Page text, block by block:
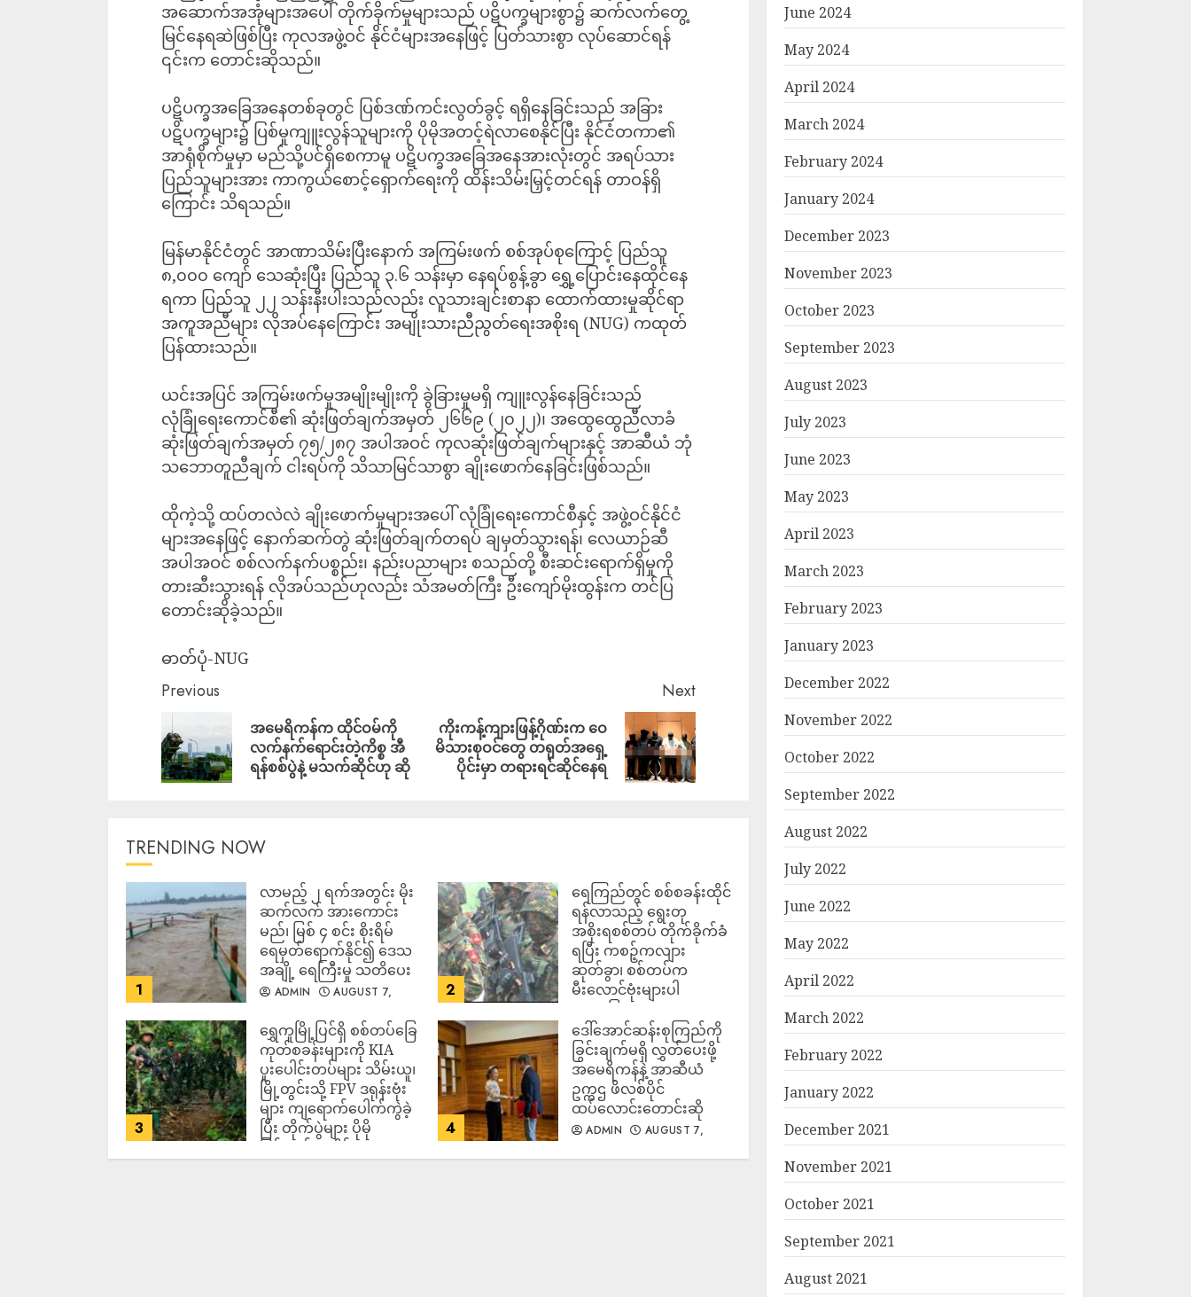
အဆောက်အအုံများအပေါ် တိုက်ခိုက်မှုများသည် ပဋိပက္ခများစွာ၌ ဆက်လက်တွေ့
မြင်နေရဆဲဖြစ်ပြီး ကုလအဖွဲ့ဝင် နိုင်ငံများအနေဖြင့် ပြတ်သားစွာ လုပ်ဆောင်ရန်
၎င်းက တောင်းဆိုသည်။
ပဋိပက္ခအခြေအနေတစ်ခုတွင် ပြစ်ဒဏ်ကင်းလွတ်ခွင့် ရရှိနေခြင်းသည် အခြား
ပဋိပက္ခများ၌ ပြစ်မှုကျူးလွန်သူများကို ပိုမိုအတင့်ရဲလာစေနိုင်ပြီး နိုင်ငံတကာ၏
အာရုံစိုက်မှုမှာ မည်သို့ပင်ရှိစေကာမူ ပဋိပက္ခအခြေအနေအားလုံးတွင် အရပ်သား
ပြည်သူများအား ကာကွယ်စောင့်ရှောက်ရေးကို ထိန်းသိမ်းမြှင့်တင်ရန် တာဝန်ရှိ
ကြောင်း သိရသည်။
မြန်မာနိုင်ငံတွင် အာဏာသိမ်းပြီးနောက် အကြမ်းဖက် စစ်အုပ်စုကြောင့် ပြည်သူ
၈,၀၀၀ ကျော် သေဆုံးပြီး ပြည်သူ ၃.၆ သန်းမှာ နေရပ်စွန့်ခွာ ရွှေ့ပြောင်းနေထိုင်နေ
ရကာ ပြည်သူ ၂၂ သန်းနီးပါးသည်လည်း လူသားချင်းစာနာ ထောက်ထားမှုဆိုင်ရာ
အကူအညီများ လိုအပ်နေကြောင်း အမျိုးသားညီညွတ်ရေးအစိုးရ (NUG) ကထုတ်
ပြန်ထားသည်။
ယင်းအပြင် အကြမ်းဖက်မှုအမျိုးမျိုးကို ခွဲခြားမှုမရှိ ကျူးလွန်နေခြင်းသည်
လုံခြုံရေးကောင်စီ၏ ဆုံးဖြတ်ချက်အမှတ် ၂၆၆၉ (၂၀၂၂)၊ အထွေထွေညီလာခံ
ဆုံးဖြတ်ချက်အမှတ် ၇၅/၂၈၇ အပါအဝင် ကုလဆုံးဖြတ်ချက်များနှင့် အာဆီယံ ဘုံ
သဘောတူညီချက် ငါးရပ်ကို သိသာမြင်သာစွာ ချိုးဖောက်နေခြင်းဖြစ်သည်။
ထိုကဲ့သို့ ထပ်တလဲလဲ ချိုးဖောက်မှုများအပေါ် လုံခြုံရေးကောင်စီနှင့် အဖွဲ့ဝင်နိုင်ငံ
များအနေဖြင့် နောက်ဆက်တွဲ ဆုံးဖြတ်ချက်တရပ် ချမှတ်သွားရန်၊ လေယာဉ်ဆီ
အပါအဝင် စစ်လက်နက်ပစ္စည်း၊ နည်းပညာများ စသည်တို့ စီးဆင်းရောက်ရှိမှုကို
တားဆီးသွားရန် လိုအပ်သည်ဟုလည်း သံအမတ်ကြီး ဦးကျော်မိုးထွန်းက တင်ပြ
တောင်းဆိုခဲ့သည်။
ဓာတ်ပုံ-NUG
Previous
အမေရိကန်က ထိုင်ဝမ်ကို
လက်နက်ရောင်းတဲ့ကိစ္စ အီ
ရန်စစ်ပွဲနဲ့ မသက်ဆိုင်ဟု ဆို
Next
ကိုးကန့်ကျားဖြန့်ဂိုဏ်းက ဝေ
မိသားစုဝင်တွေ တရုတ်အရှေ့
ပိုင်းမှာ တရားရင်ဆိုင်နေရ
TRENDING NOW
1
လာမည့် ၂ ရက်အတွင်း မိုး
ဆက်လက် အားကောင်း
မည်၊ မြစ် ၄ စင်း စိုးရိမ်
ရေမှတ်ရောက်နိုင်၍ ဒေသ
အချို့ ရေကြီးမှု သတိပေး
ADMIN
AUGUST 7,
2
ရေကြည်တွင် စစ်စခန်းထိုင်
ရန်လာသည့် ရွေးတု
အစိုးရစစ်တပ် တိုက်ခိုက်ခံ
ရပြီး ကစဉ့်ကလျား
ဆုတ်ခွာ၊ စစ်တပ်က
မီးလောင်ဗုံးများပါ
အသုံးပြုလာ
ADMIN
AUGUST 7,
2026
3
‎ရွှေကူမြို့ပြင်ရှိ စစ်တပ်ခြေ
ကုတ်စခန်းများကို KIA
ပူးပေါင်းတပ်များ သိမ်းယူ၊
မြို့တွင်းသို့ FPV ဒရုန်းဗုံး
များ ကျရောက်ပေါက်ကွဲခဲ့
ပြီး တိုက်ပွဲများ ပိုမို
ပြင်းထန်လာနိုင်
4
ဒေါ်အောင်ဆန်းစုကြည်ကို
ခြွင်းချက်မရှိ လွှတ်ပေးဖို့
အမေရိကန်နဲ့ အာဆီယံ
ဥက္ကဌ ဖိလစ်ပိုင်
ထပ်လောင်းတောင်းဆို
ADMIN
AUGUST 7,
June 2024
May 2024
April 2024
March 2024
February 2024
January 2024
December 2023
November 2023
October 2023
September 2023
August 2023
July 2023
June 2023
May 2023
April 2023
March 2023
February 2023
January 2023
December 2022
November 2022
October 2022
September 2022
August 2022
July 2022
June 2022
May 2022
April 2022
March 2022
February 2022
January 2022
December 2021
November 2021
October 2021
September 2021
August 2021